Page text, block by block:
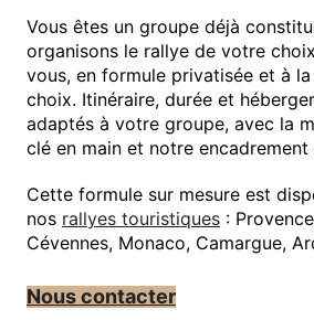
Vous êtes un groupe déjà
organisons le rallye de votre
vous, en formule privatisée et à
choix. Itinéraire, durée et
adaptés à votre groupe, avec la
clé en main et notre encadrement
Cette formule sur mesure est
nos rallyes touristiques :
Cévennes, Monaco, Camargue,
Nous contacter